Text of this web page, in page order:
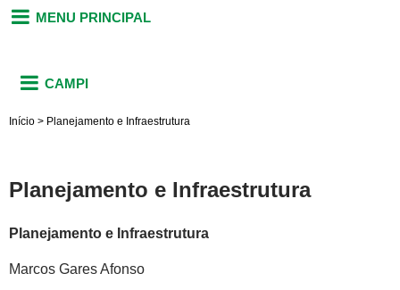
MENU PRINCIPAL
CAMPI
Início > Planejamento e Infraestrutura
Planejamento e Infraestrutura
Planejamento e Infraestrutura
Marcos Gares Afonso